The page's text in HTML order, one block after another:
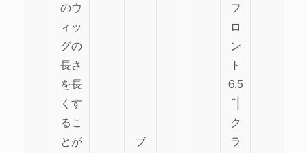
のウ
ィッ
グの
長さ
を長
くす
るこ
とが
ブ
フ
ロ
ン
ト
6.5
˝|
ク
ラ